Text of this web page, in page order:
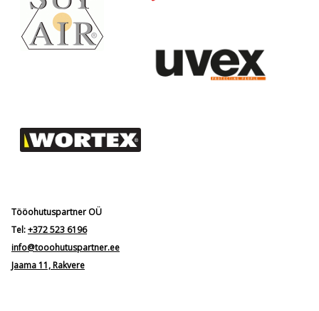
Tööohutuspartner OÜ
Tel:+372 523 6196
info@tooohutuspartner.ee
Jaama 11, Rakvere